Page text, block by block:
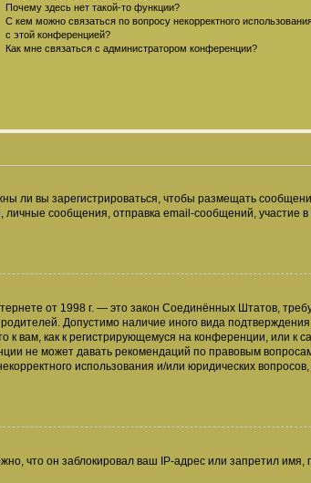
Почему здесь нет такой-то функции?
С кем можно связаться по вопросу некорректного
с этой конференцией?
Как мне связаться с администратором конференции?
ли вы зарегистрироваться, чтобы размещать
сообщения, отправка email-сообщений, участие в
от 1998 г. — это закон Соединённых Штатов,
Допустимо наличие иного вида
как к регистрирующемуся на конференции, или к
не может давать рекомендаций по правовым
использования и/или юридических
что он заблокировал ваш IP-адрес или запретил